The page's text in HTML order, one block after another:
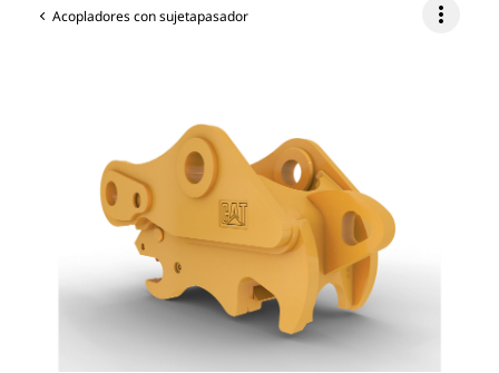
Acopladores con sujetapasador more_vert